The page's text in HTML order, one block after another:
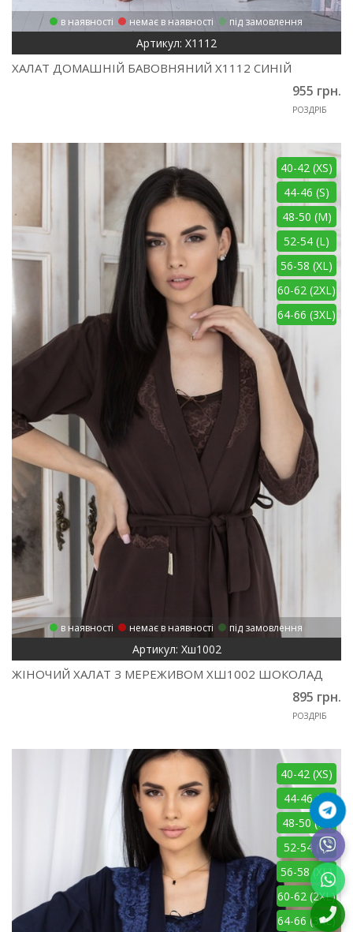
в наявності немає в наявності під замовлення
Артикул: Х1112
ХАЛАТ ДОМАШНІЙ БАВОВНЯНИЙ Х1112 СИНІЙ
955 грн.
РОЗДРІБ
40-42 (XS)
44-46 (S)
48-50 (M)
52-54 (L)
56-58 (XL)
60-62 (2XL)
64-66 (3XL)
в наявності немає в наявності під замовлення
Артикул: Хш1002
ЖІНОЧИЙ ХАЛАТ З МЕРЕЖИВОМ ХШ1002 ШОКОЛАД
895 грн.
РОЗДРІБ
40-42 (XS)
44-46 (S)
48-50 (M)
52-54 (L)
56-58 (XL)
60-62 (2XL)
64-66 (3XL)